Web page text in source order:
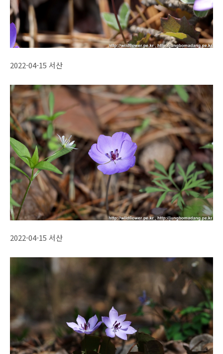
2022-04-15 서산
2022-04-15 서산